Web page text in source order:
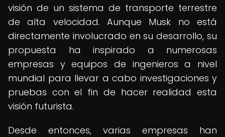
visión de un sistema de transporte terrestre
de alta velocidad. Aunque Musk no está
directamente involucrado en su desarrollo, su
propuesta ha inspirado a numerosas
empresas y equipos de ingenieros a nivel
mundial para llevar a cabo investigaciones y
pruebas con el fin de hacer realidad esta
visión futurista.
Desde entonces, varias empresas han